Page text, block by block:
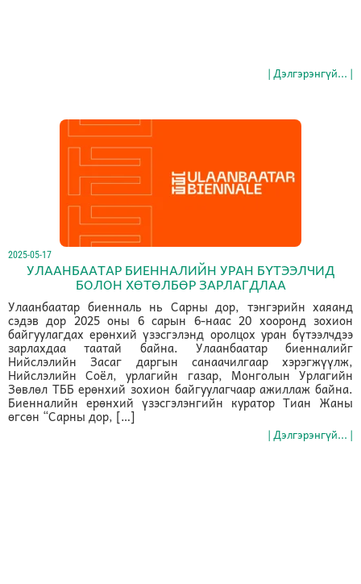
| Дэлгэрэнгүй... |
2025-05-17
УЛААНБААТАР БИЕННАЛИЙН УРАН БҮТЭЭЛЧИД
БОЛОН ХӨТӨЛБӨР ЗАРЛАГДЛАА
Улаанбаатар биенналь нь Сарны дор, тэнгэрийн хаяанд
сэдэв дор 2025 оны 6 сарын 6-наас 20 хооронд зохион
байгуулагдах ерөнхий үзэсгэлэнд оролцох уран бүтээлчдээ
зарлахдаа таатай байна. Улаанбаатар биенналийг
Нийслэлийн Засаг даргын санаачилгаар хэрэгжүүлж,
Нийслэлийн Соёл, урлагийн газар, Монголын Урлагийн
Зөвлөл ТББ ерөнхий зохион байгуулагчаар ажиллаж байна.
Биенналийн ерөнхий үзэсгэлэнгийн куратор Тиан Жаны
өгсөн “Сарны дор, […]
| Дэлгэрэнгүй... |